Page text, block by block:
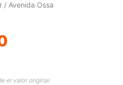
/ Avenida Ossa
el valor original.